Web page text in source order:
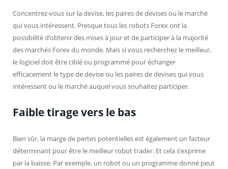
Concentrez-vous sur la devise, les paires de devises ou le marché
qui vous intéressent. Presque tous les robots Forex ont la
possibilité d’obtenir des mises à jour et de participer à la majorité
des marchés Forex du monde. Mais si vous recherchez le meilleur,
le logiciel doit être ciblé ou programmé pour échanger
efficacement le type de devise ou les paires de devises qui vous
intéressent ou le marché auquel vous souhaitez participer.
Faible tirage vers le bas
Bien sûr, la marge de pertes potentielles est également un facteur
déterminant pour être le meilleur robot trader. Et cela s’exprime
par la baisse. Par exemple, un robot ou un programme donné peut